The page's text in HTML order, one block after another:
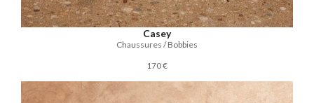
Casey
Chaussures / Bobbies
170 €